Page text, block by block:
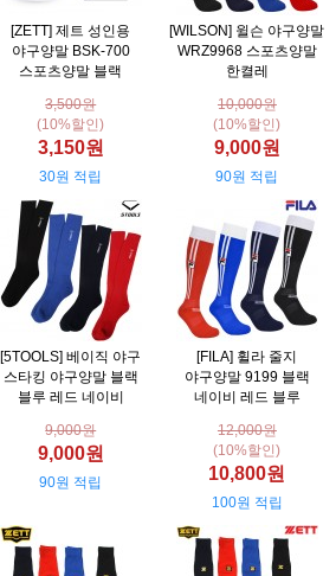
[ZETT] 제트 성인용
야구양말 BSK-700
스포츠양말 블랙
3,500원
(10%할인)
3,150원
30원 적립
[WILSON] 윌슨 야구양말
WRZ9968 스포츠양말
한켤레
10,000원
(10%할인)
9,000원
90원 적립
[5TOOLS] 베이직 야구
스타킹 야구양말 블랙
블루 레드 네이비
9,000원
9,000원
90원 적립
[FILA] 휠라 줄지
야구양말 9199 블랙
네이비 레드 블루
12,000원
(10%할인)
10,800원
100원 적립